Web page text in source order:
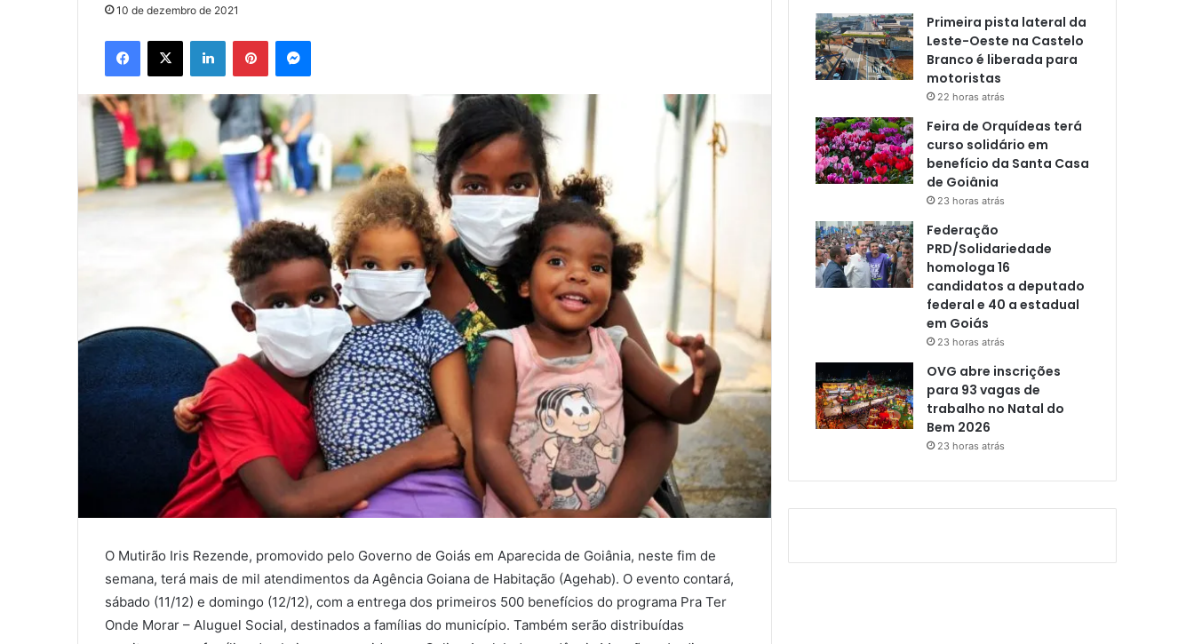
10 de dezembro de 2021
Facebook
X LinkedinPinterestMessenger
O Mutirão Iris Rezende, promovido pelo Governo de Goiás em Aparecida de Goiânia, neste fim de
semana, terá mais de mil atendimentos da Agência Goiana de Habitação (Agehab). O evento contará,
sábado (11/12) e domingo (12/12), com a entrega dos primeiros 500 benefícios do programa Pra Ter
Onde Morar – Aluguel Social, destinados a famílias do município. Também serão distribuídas
Primeira pista lateral da
Leste-Oeste na Castelo
Branco é liberada para
motoristas
22 horas atrás
Feira de Orquídeas terá
curso solidário em
benefício da Santa Casa
de Goiânia
23 horas atrás
Federação
PRD/Solidariedade
homologa 16
candidatos a deputado
federal e 40 a estadual
em Goiás
23 horas atrás
OVG abre inscrições
para 93 vagas de
trabalho no Natal do
Bem 2026
23 horas atrás